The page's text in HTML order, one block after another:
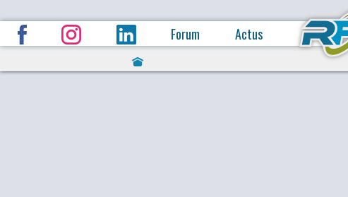
Forum Actus